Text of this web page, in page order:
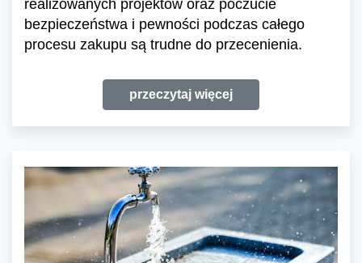
realizowanych projektów oraz poczucie
bezpieczeństwa i pewności podczas całego
procesu zakupu są trudne do przecenienia.
przeczytaj więcej